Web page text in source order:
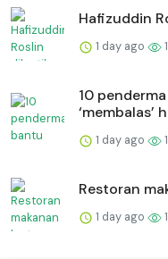
Hafizuddin
1 day ago
10
‘membalas’
1 day ago
Restoran
1 day ago